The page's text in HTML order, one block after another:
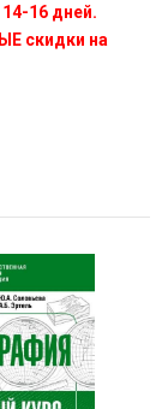
16 дней.
скидки на